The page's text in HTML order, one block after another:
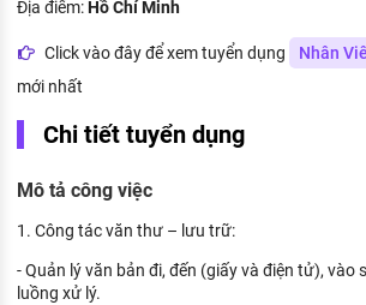
Nhà tuyển dụng hàng đầu
Thuế thu nhập
Hồ sơ biểu mẫu
Tử vi nghề nghiệp
HƯỚNG NGHIỆP VIỆC LÀM
Địa điểm:Hồ Chí Minh
Click vào đây để xem tuyển dụng
Nhân
mới nhất
Chi tiết tuyển dụng
Mô tả công việc
1. Công tác văn thư – lưu trữ:
- Quản lý văn bản đi, đến (giấy và điện tử), vào
luồng xử lý.